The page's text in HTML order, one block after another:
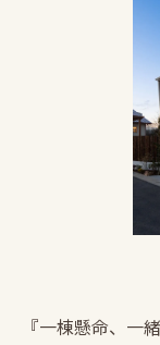
『一棟懸命、一